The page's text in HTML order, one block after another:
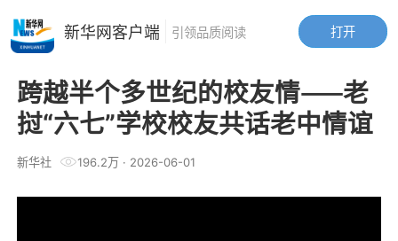
跨越半个多世纪的校友情——老
挝“六七”学校校友共话老中情谊
新华社 196.2万· 2026-06-01
打开
新华网客户端 引领品质阅读